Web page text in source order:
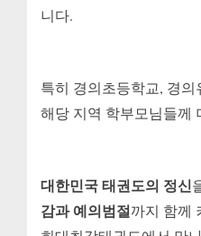
니다.
특히 경의초등학교, 경
해당 지역 학부모님들께
대한민국 태권도의 정신
감과 예의범절까지 함께